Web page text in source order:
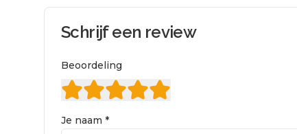
Schrijf een review
Beoordeling
Je naam *